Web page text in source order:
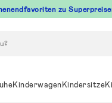
zu
KinderwagenKindersitze